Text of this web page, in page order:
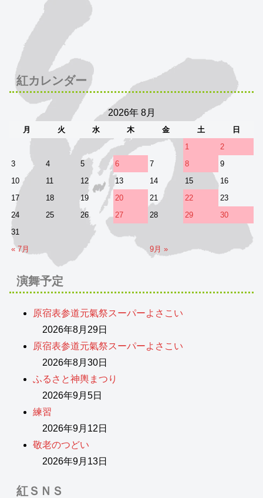
紅カレンダー
2026年 8月
月 火 水 木 金 土
日
1
2
3
4 5 6 7 8
9
10
11 12 13 14 15
16
17
18 19 20 21 22
23
24
25 26 27 28 29
30
31
« 7月
9月 »
演舞予定
原宿表参道元氣祭スーパーよさこい
2026年8月29日
原宿表参道元氣祭スーパーよさこい
2026年8月30日
ふるさと神輿まつり
2026年9月5日
練習
2026年9月12日
敬老のつどい
2026年9月13日
紅ＳＮＳ